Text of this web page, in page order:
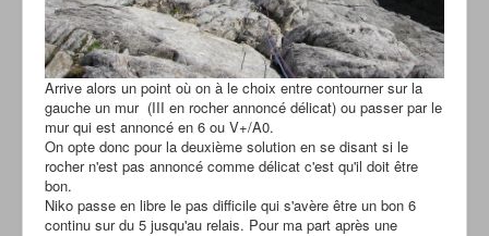
Arrive alors un point où on à le choix entre contourner sur la
gauche un mur (III en rocher annoncé délicat) ou passer par le
mur qui est annoncé en 6 ou V+/A0.
On opte donc pour la deuxième solution en se disant si le
rocher n'est pas annoncé comme délicat c'est qu'il doit être
bon.
Niko passe en libre le pas difficile qui s'avère être un bon 6
continu sur du 5 jusqu'au relais. Pour ma part après une